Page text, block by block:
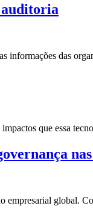
auditoria
informações das
que essa
empresarial